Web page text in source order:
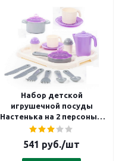
Набор детской
игрушечной посуды
Настенька на 2 персоны с
подносом
541 руб./шт